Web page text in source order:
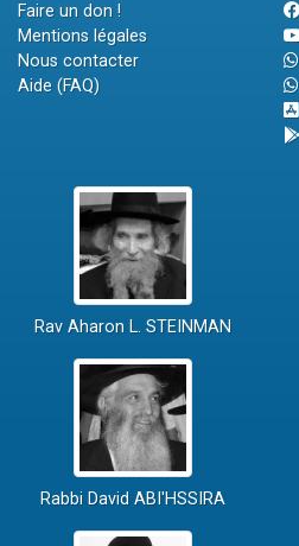
Faire un don !
Mentions légales
Nous contacter
Aide (FAQ)
Rav Aharon L. STEINMAN
Rabbi David ABI'HSSIRA